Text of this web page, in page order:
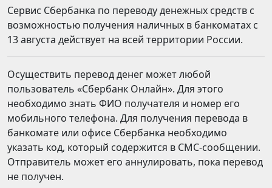
Сервис Сбербанка по переводу денежных средств с
возможностью получения наличных в банкоматах с
13 августа действует на всей территории России.
Осуществить перевод денег может любой
пользователь «Сбербанк Онлайн». Для этого
необходимо знать ФИО получателя и номер его
мобильного телефона. Для получения перевода в
банкомате или офисе Сбербанка необходимо
указать код, который содержится в СМС-сообщении.
Отправитель может его аннулировать, пока перевод
не получен.